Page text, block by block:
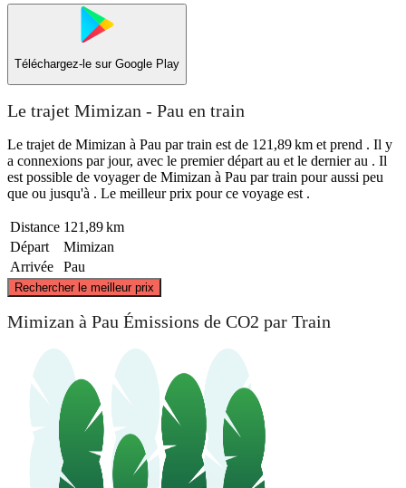
Téléchargez-le sur Google Play
Le trajet Mimizan - Pau en train
Le trajet de Mimizan à Pau par train est de 121,89 km et prend . Il y
a connexions par jour, avec le premier départ au et le dernier au . Il
est possible de voyager de Mimizan à Pau par train pour aussi peu
que ou jusqu'à . Le meilleur prix pour ce voyage est .
Distance 121,89 km
Départ
Mimizan
Arrivée
Pau
Rechercher le meilleur prix
Mimizan
Mimizan à Pau Émissions de CO2 par Train